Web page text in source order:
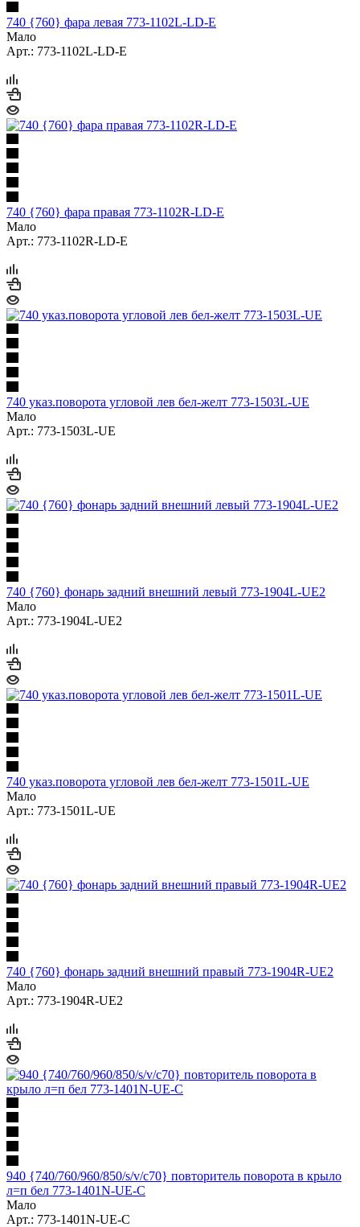
740 {760} фара левая 773-1102L-LD-E
Мало
Арт.: 773-1102L-LD-E
740 {760} фара правая 773-1102R-LD-E
Мало
Арт.: 773-1102R-LD-E
740 указ.поворота угловой лев бел-желт 773-1503L-UE
Мало
Арт.: 773-1503L-UE
740 {760} фонарь задний внешний левый 773-1904L-UE2
Мало
Арт.: 773-1904L-UE2
740 указ.поворота угловой лев бел-желт 773-1501L-UE
Мало
Арт.: 773-1501L-UE
740 {760} фонарь задний внешний правый 773-1904R-UE2
Мало
Арт.: 773-1904R-UE2
940 {740/760/960/850/s/v/c70} повторитель поворота в крыло
л=п бел 773-1401N-UE-C
Мало
Арт.: 773-1401N-UE-C